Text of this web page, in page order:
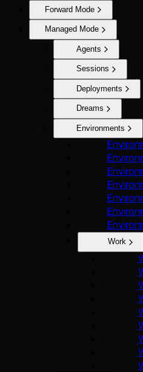
Forward Mode
Managed Mode
Agents
Sessions
Deployments
Dreams
Environments
Work